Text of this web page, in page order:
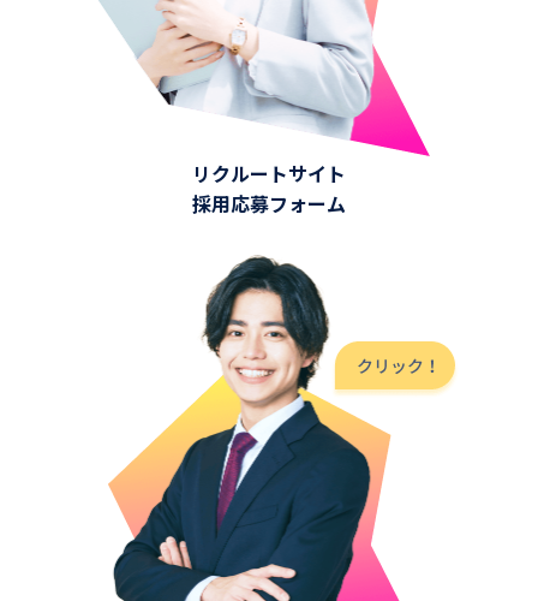
リクルートサイト
採用応募フォーム